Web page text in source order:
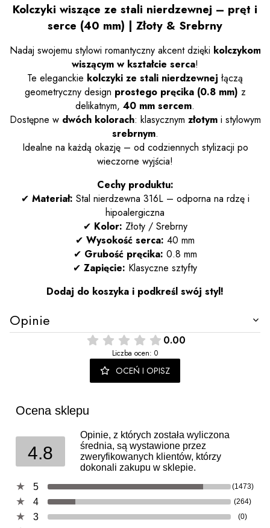
Kolczyki wiszące ze stali nierdzewnej – pręt i
serce (40 mm) | Złoty & Srebrny
Nadaj swojemu stylowi romantyczny akcent dzięki kolczykom
wiszącym w kształcie serca!
Te eleganckie kolczyki ze stali nierdzewnej łączą
geometryczny design prostego pręcika (0.8 mm) z
delikatnym, 40 mm sercem.
Dostępne w dwóch kolorach: klasycznym złotymi stylowym
srebrnym.
Idealne na każdą okazję – od codziennych stylizacji po
wieczorne wyjścia!
Cechy produktu:
✔ Materiał: Stal nierdzewna 316L – odporna na rdzę i
hipoalergiczna
✔ Kolor: Złoty / Srebrny
✔ Wysokość serca: 40 mm
✔ Grubość pręcika: 0.8 mm
✔ Zapięcie: Klasyczne sztyfty
Dodaj do koszyka i podkreśl swój styl!
Opinie
0.00
Liczba ocen: 0
OCEŃ I OPISZ
Ocena sklepu
4.8
Opinie, z których została wyliczona
średnia, są wystawione przez
zweryfikowanych klientów, którzy
dokonali zakupu w sklepie.
5
(1473)
4 (264)
3 (0)